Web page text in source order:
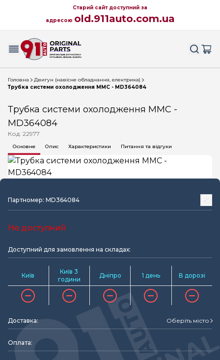
Старий сайт доступний за
адресою old.911auto.com.ua
Головна
Двигун (навісне обладнання, електрика)
Трубка системи охолодження MMC - MD364084
Трубка системи охолодження MMC -
MD364084
Код: 22977
Основне Опис Характеристики Питання та відгуки
Партномер: MD364084
Не доступний
Доступний для замовлення на складах:
Київ
Київ 3
години
Дніпро 1 день В дорозі
Доставка: Оберіть місто
Оплата: